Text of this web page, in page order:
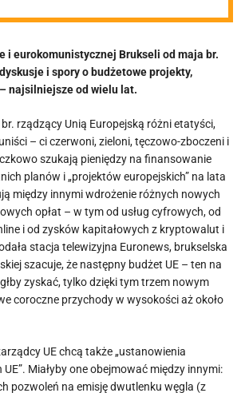
i eurokomunistycznej Brukseli od maja br.
i spory o budżetowe projekty,
najsilniejsze od wielu lat.
rządzący Unią Europejską różni etatyści,
– ci czerwoni, zieloni, tęczowo-zboczeni i
szukają pieniędzy na finansowanie
planów i „projektów europejskich” na lata
między innymi wdrożenie różnych nowych
opłat – w tym od usług cyfrowych, od
i od zysków kapitałowych z kryptowalut i
stacja telewizyjna Euronews, brukselska
szacuje, że następny budżet UE – ten na
zyskać, tylko dzięki tym trzem nowym
coroczne przychody w wysokości aż około
UE chcą także „ustanowienia
Miałyby one obejmować między innymi:
pozwoleń na emisję dwutlenku węgla (z